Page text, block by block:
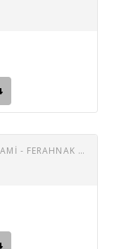
KARAKAŞ EFENDİ - ŞUFULİ - HAFIZ SAMİ - FERAHNAK ŞARKI GEL UNUTMA TAŞ PLAK